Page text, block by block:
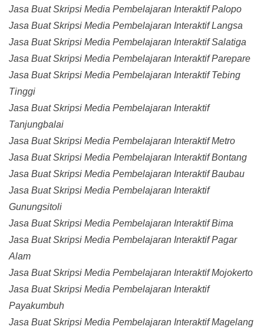
Jasa Buat Skripsi Media Pembelajaran Interaktif Palopo
Jasa Buat Skripsi Media Pembelajaran Interaktif Langsa
Jasa Buat Skripsi Media Pembelajaran Interaktif Salatiga
Jasa Buat Skripsi Media Pembelajaran Interaktif Parepare
Jasa Buat Skripsi Media Pembelajaran Interaktif Tebing
Tinggi
Jasa Buat Skripsi Media Pembelajaran Interaktif
Tanjungbalai
Jasa Buat Skripsi Media Pembelajaran Interaktif Metro
Jasa Buat Skripsi Media Pembelajaran Interaktif Bontang
Jasa Buat Skripsi Media Pembelajaran Interaktif Baubau
Jasa Buat Skripsi Media Pembelajaran Interaktif
Gunungsitoli
Jasa Buat Skripsi Media Pembelajaran Interaktif Bima
Jasa Buat Skripsi Media Pembelajaran Interaktif Pagar
Alam
Jasa Buat Skripsi Media Pembelajaran Interaktif Mojokerto
Jasa Buat Skripsi Media Pembelajaran Interaktif
Payakumbuh
Jasa Buat Skripsi Media Pembelajaran Interaktif Magelang